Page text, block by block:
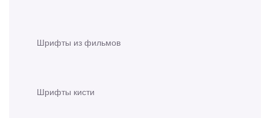
Шрифты из фильмов
Шрифты кисти